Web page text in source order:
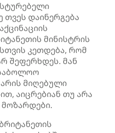
თვეს დაინერგება
მინისტრის
კეთდება, რომ
შეფერხდეს. მან
მიღებული
აიცრებიან თუ არა
მოზარდები.